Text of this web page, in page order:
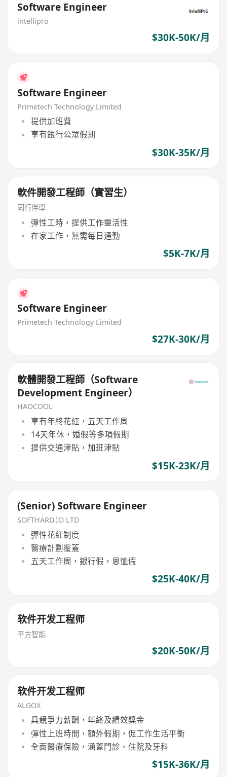
Software Engineer
intellipro
$30K-50K/月
Software Engineer
Primetech Technology Limited
提供加班費
享有銀行公眾假期
$30K-35K/月
軟件開發工程師（實習生）
同行伴學
彈性工時，提供工作靈活性
在家工作，無需每日通勤
$5K-7K/月
Software Engineer
Primetech Technology Limited
$27K-30K/月
軟體開發工程師（Software
Development Engineer）
HAOCOOL
享有年終花紅，五天工作周
14天年休，婚假等多項假期
提供交通津貼，加班津貼
$15K-23K/月
(Senior) Software Engineer
SOFTHARD.IO LTD
彈性花紅制度
醫療計劃覆蓋
五天工作周，銀行假，恩恤假
$25K-40K/月
软件开发工程师
平方智能
$20K-50K/月
软件开发工程师
ALGOX
具競爭力薪酬，年終及績效獎金
彈性上班時間，額外假期，促工作生活平衡
全面醫療保險，涵蓋門診、住院及牙科
$15K-36K/月